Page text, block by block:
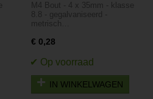
klasse 8.8 -
gegalvaniseerd -
M4 Bout - 4 x 35mm - klasse
8.8 - gegalvaniseerd -
metrisch…
€ 0,28
IN WINKELWAGEN